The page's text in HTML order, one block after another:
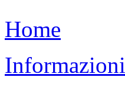
Home
Informazioni